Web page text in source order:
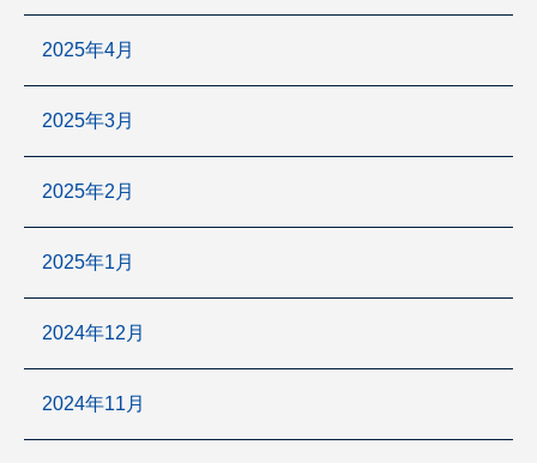
2025年4月
2025年3月
2025年2月
2025年1月
2024年12月
2024年11月